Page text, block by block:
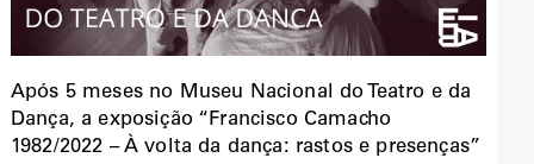
Após 5 meses no Museu Nacional do Teatro e da
Dança, a exposição “Francisco Camacho
1982/2022 – À volta da dança: rastos e presenças”